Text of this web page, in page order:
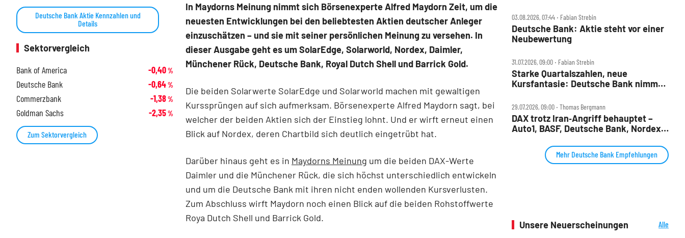
In Maydorns Meinung nimmt sich Börsenexperte Alfred Maydorn Zeit, um die
neuesten Entwicklungen bei den beliebtesten Aktien deutscher Anleger
einzuschätzen – und sie mit seiner persönlichen Meinung zu versehen. In
dieser Ausgabe geht es um SolarEdge, Solarworld, Nordex, Daimler,
Münchener Rück, Deutsche Bank, Royal Dutch Shell und Barrick Gold.
Die beiden Solarwerte SolarEdge und Solarworld machen mit gewaltigen
Kurssprüngen auf sich aufmerksam. Börsenexperte Alfred Maydorn sagt, bei
welcher der beiden Aktien sich der Einstieg lohnt. Und er wirft erneut einen
Blick auf Nordex, deren Chartbild sich deutlich eingetrübt hat.
Darüber hinaus geht es in Maydorns Meinung um die beiden DAX-Werte
Daimler und die Münchener Rück, die sich höchst unterschiedlich entwickeln
und um die Deutsche Bank mit ihren nicht enden wollenden Kursverlusten.
Zum Abschluss wirft Maydorn noch einen Blick auf die beiden Rohstoffwerte
Roya Dutch Shell und Barrick Gold.
Deutsche Bank Aktie Kennzahlen und
Details
Sektorvergleich
Bank of America
-0,40%
Deutsche Bank -0,64%
Commerzbank -1,38%
Goldman Sachs -2,35%
Zum Sektorvergleich
03.08.2026, 07:44 ‧ Fabian Strebin
Deutsche Bank: Aktie steht vor einer
Neubewertung
31.07.2026, 09:00 ‧ Fabian Strebin
Starke Quartalszahlen, neue
Kursfantasie: Deutsche Bank nimmt
29.07.2026, 09:00 ‧ Thomas Bergmann
DAX trotz Iran‑Angriff behauptet –
Auto1, BASF, Deutsche Bank, Nordex,
Mehr Deutsche Bank Empfehlungen
Unsere Neuerscheinungen
Alle